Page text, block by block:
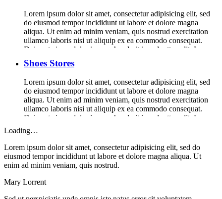
Lorem ipsum dolor sit amet, consectetur adipisicing elit, sed
do eiusmod tempor incididunt ut labore et dolore magna
aliqua. Ut enim ad minim veniam, quis nostrud exercitation
ullamco laboris nisi ut aliquip ex ea commodo consequat.
Duis aute irure dolor in reprehenderit in voluptte velit. Lorem
ipsum dolor sit amet, consectetur adipisicing elit, sed do […]
Shoes Stores
Lorem ipsum dolor sit amet, consectetur adipisicing elit, sed
do eiusmod tempor incididunt ut labore et dolore magna
aliqua. Ut enim ad minim veniam, quis nostrud exercitation
ullamco laboris nisi ut aliquip ex ea commodo consequat.
Duis aute irure dolor in reprehenderit in voluptte velit. Lorem
Loading…
Lorem ipsum dolor sit amet, consectetur adipisicing elit, sed do
eiusmod tempor incididunt ut labore et dolore magna aliqua. Ut
enim ad minim veniam, quis nostrud.
Mary Lorrent